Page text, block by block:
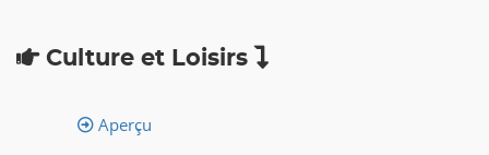
Culture et Loisirs
Aperçu